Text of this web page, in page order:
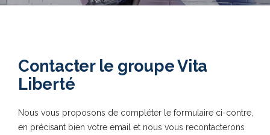
Contacter le groupe Vita
Liberté
Nous vous proposons de compléter le formulaire ci-contre,
en précisant bien votre email et nous vous recontacterons